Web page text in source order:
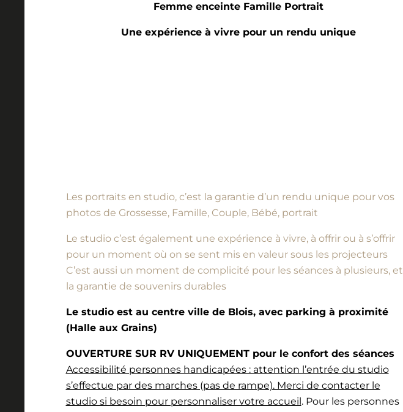
Femme enceinte Famille Portrait
Une expérience à vivre pour un rendu unique
Les portraits en studio, c’est la garantie d’un rendu unique pour vos
photos de Grossesse, Famille, Couple, Bébé, portrait
Le studio c’est également une expérience à vivre, à offrir ou à s’offrir
pour un moment où on se sent mis en valeur sous les projecteurs
C’est aussi un moment de complicité pour les séances à plusieurs, et
la garantie de souvenirs durables
Le studio est au centre ville de Blois, avec parking à proximité
(Halle aux Grains)
OUVERTURE SUR RV UNIQUEMENT pour le confort des séances
Accessibilité personnes handicapées : attention l’entrée du studio
s’effectue par des marches (pas de rampe). Merci de contacter le
studio si besoin pour personnaliser votre accueil. Pour les personnes